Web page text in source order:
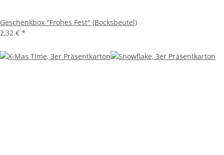
Geschenkbox "Frohes Fest" (Bocksbeutel)
2,32 € *